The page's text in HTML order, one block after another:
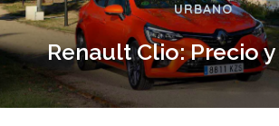
URBANO
Renault Clio: Precio